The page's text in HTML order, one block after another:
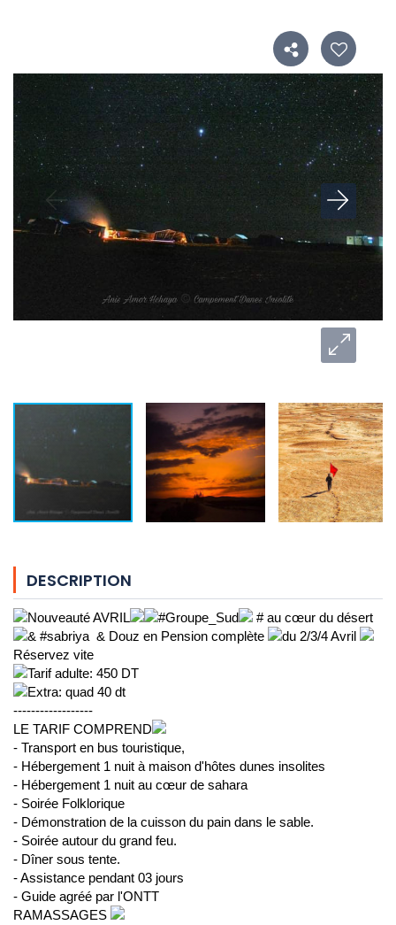
DESCRIPTION
Nouveauté AVRIL #Groupe_Sud
# au cœur du désert
& #sabriya  & Douz️ en Pension complète
du 2/3/4 Avril
Réservez vite
Tarif adulte: 450 DT
Extra: quad 40 dt
------------------
LE TARIF COMPREND
- Transport en bus touristique,
- Hébergement 1 nuit à maison d'hôtes dunes insolites
- Hébergement 1 nuit au cœur de sahara
- Soirée Folklorique
- Démonstration de la cuisson du pain dans le sable.
- Soirée autour du grand feu.
- Dîner sous tente.
- Assistance pendant 03 jours
- Guide agréé par l'ONTT
RAMASSAGES